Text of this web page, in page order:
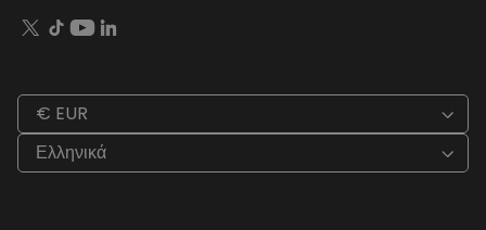
€ EUR
Ελληνικά